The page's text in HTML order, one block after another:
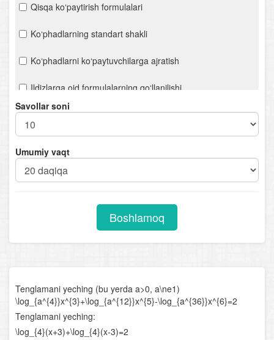
Qisqa ko‘paytirish formulalari
Ko‘phadlarning standart shakli
Ko‘phadlarni ko‘paytuvchilarga ajratish
Ildizlarga oid formulalarning qo‘llanilishi
Hisoblashga oid misollar
n- darajali ildiz. Ratsional ko‘rsatkichli daraja
Parametrli chiziqli tenglamalar
Parametrli kvadrat tenglamalar
Savollar soni
Umumiy vaqt
Boshlamoq
Tenglamani yeching (bu yerda a>0, a\ne1)
\log_{a^{4}}x^{3}+\log_{a^{12}}x^{5}-\log_{a^{36}}x^{6}=2
Tenglamani yeching:
\log_{4}(x+3)+\log_{4}(x-3)=2